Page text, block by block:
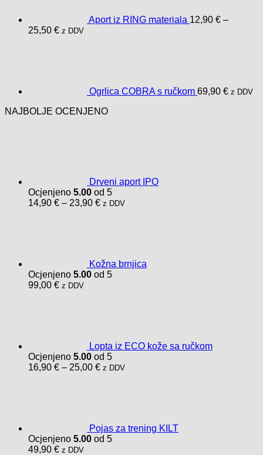
Aport iz RING materiala 12,90 € –
25,50 €Raspon
z DDV
Ogrlica COBRA s ručkom 69,90 € z DDV
NAJBOLJE OCENJENO
Drveni aport IPO
Ocjenjeno 5.00 od 5
14,90 € – 23,90 €Raspon
z DDV
Kožna brnjica
Ocjenjeno 5.00 od 5
99,00 € z DDV
Lopta iz ECO kože sa ručkom
Ocjenjeno 5.00 od 5
16,90 € – 25,00 €Raspon
z DDV
Pojas za trening KILT
Ocjenjeno 5.00 od 5
49,90 € z DDV